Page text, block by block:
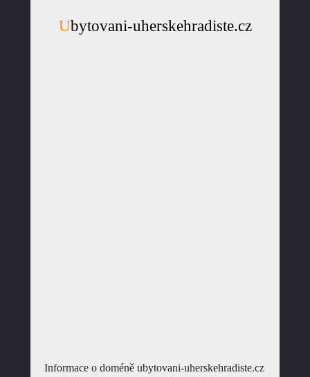
Ubytovani-uherskehradiste.cz
Informace o doméně ubytovani-uherskehradiste.cz